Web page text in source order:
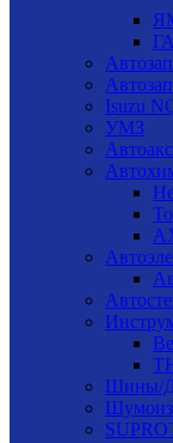
Isuzu
УМЗ
Шины/